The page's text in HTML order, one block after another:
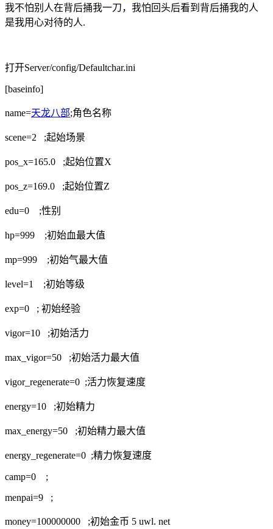
我不怕别人在背后捅我一刀，我怕回头后看到背后捅我的人
是我用心对待的人.
打开Server/config/Defaultchar.ini
[baseinfo]
name=天龙八部;角色名称
scene=2 ;起始场景
pos_x=165.0 ;起始位置X
pos_z=169.0 ;起始位置Z
edu=0 ;性别
hp=999 ;初始血最大值
mp=999 ;初始气最大值
level=1 ;初始等级
exp=0 ; 初始经验
vigor=10 ;初始活力
max_vigor=50 ;初始活力最大值
vigor_regenerate=0 ;活力恢复速度
energy=10 ;初始精力
max_energy=50 ;初始精力最大值
energy_regenerate=0 ;精力恢复速度
camp=0 ;
menpai=9 ;
money=100000000 ;初始金币 5 uwl. net